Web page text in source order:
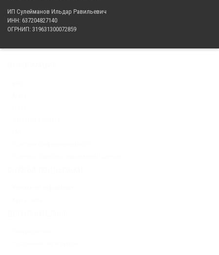
ИП Сулейманов Ильдар Равильевич
ИНН: 637204827140
ОГРНИП: 319631300072859